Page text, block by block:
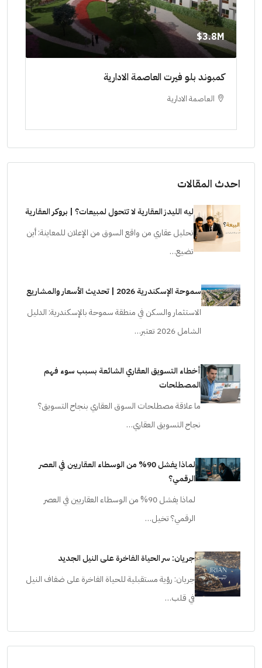
3.8M$
كمبوند بلو فيرت العاصمة الادارية
العاصمة الادارية
احدث المقالات
ليه الليدز العقارية لا تتحول لمبيعات؟ | بروكر العقارية
تحليل عقاري من واقع السوق من الإعلان للمعاينة: أين
تضيع…
سموحة الإسكندرية 2026 | تحديث الأسعار والمشاريع
الاستثمار والسكن في منطقة سموحة بالإسكندرية: الدليل
الشامل 2026 تعتبر…
أخطاء التسويق العقاري الشائعة بسبب سوء فهم
المصطلحات
ما علاقة مصطلحات السوق العقاري بنجاح التسويق؟
نجاح التسويق العقاري…
لماذا يفشل 90% من الوسطاء العقاريين في العصر
الرقمي؟
لماذا يفشل 90% من الوسطاء العقاريين في العصر
الرقمي؟ تخيل…
جريان: سر الحياة الفاخرة على النيل الجديد
جريان: رؤية مستقبلية للحياة الفاخرة على ضفاف النيل
في قلب…